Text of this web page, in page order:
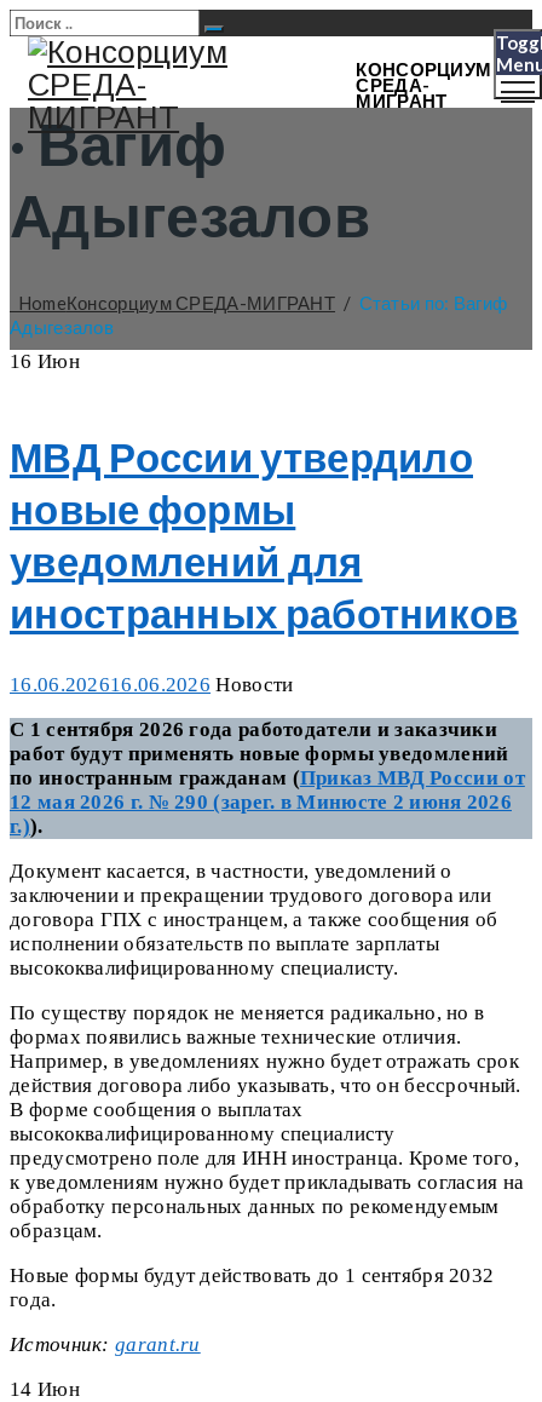
КОНСОРЦИУМ
СРЕДА-
МИГРАНТ
·Вагиф
Адыгезалов
HomeКонсорциум СРЕДА-МИГРАНТ / Статьи по: Вагиф
Адыгезалов
16 Июн
МВД России утвердило
новые формы
уведомлений для
иностранных работников
Posted
16.06.202616.06.2026 Categories
Новости
С 1 сентября 2026 года работодатели и заказчики
работ будут применять новые формы уведомлений
по иностранным гражданам (Приказ МВД России от
12 мая 2026 г. № 290 (зарег. в Минюсте 2 июня 2026
г.)).
Документ касается, в частности, уведомлений о
заключении и прекращении трудового договора или
договора ГПХ с иностранцем, а также сообщения об
исполнении обязательств по выплате зарплаты
высококвалифицированному специалисту.
По существу порядок не меняется радикально, но в
формах появились важные технические отличия.
Например, в уведомлениях нужно будет отражать срок
действия договора либо указывать, что он бессрочный.
В форме сообщения о выплатах
высококвалифицированному специалисту
предусмотрено поле для ИНН иностранца. Кроме того,
к уведомлениям нужно будет прикладывать согласия на
обработку персональных данных по рекомендуемым
образцам.
Новые формы будут действовать до 1 сентября 2032
года.
Источник:garant.ru
14 Июн